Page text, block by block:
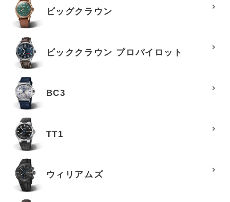
ビッグクラウン
ビッククラウン プロパイロット
BC3
TT1
ウィリアムズ